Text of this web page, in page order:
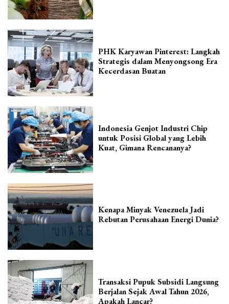
PHK Karyawan Pinterest: Langkah
Strategis dalam Menyongsong Era
Kecerdasan Buatan
Indonesia Genjot Industri Chip
untuk Posisi Global yang Lebih
Kuat, Gimana Rencananya?
Kenapa Minyak Venezuela Jadi
Rebutan Perusahaan Energi Dunia?
Transaksi Pupuk Subsidi Langsung
Berjalan Sejak Awal Tahun 2026,
Apakah Lancar?